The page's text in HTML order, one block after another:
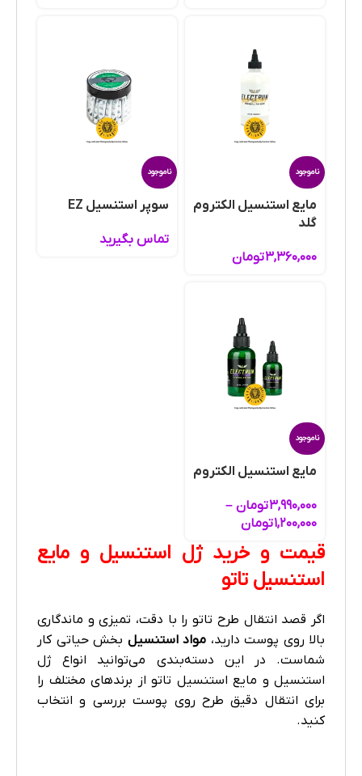
ناموجود
مایع استنسیل الکتروم
گلد
۳,۳۶۰,۰۰۰تومان
ناموجود
سوپر استنسیل EZ
تماس بگیرید
ناموجود
مایع استنسیل الکتروم
۳,۹۹۰,۰۰۰تومان –
۱,۲۰۰,۰۰۰تومان
قیمت و خرید ژل استنسیل و مایع
استنسیل تاتو
اگر قصد انتقال طرح تاتو را با دقت، تمیزی و ماندگاری
بالا روی پوست دارید، مواد استنسیل بخش حیاتی کار
شماست. در این دسته‌بندی می‌توانید انواع ژل
استنسیل و مایع استنسیل تاتو از برندهای مختلف را
برای انتقال دقیق طرح روی پوست بررسی و انتخاب
کنید.